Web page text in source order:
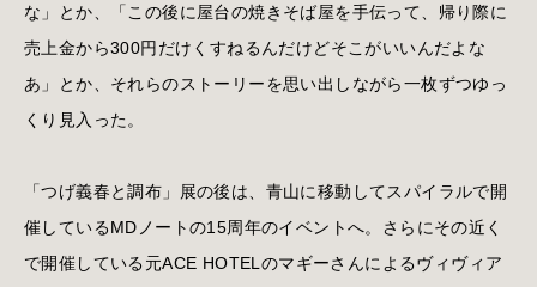
な」とか、「この後に屋台の焼きそば屋を手伝って、帰り際に
売上金から300円だけくすねるんだけどそこがいいんだよな
あ」とか、それらのストーリーを思い出しながら一枚ずつゆっ
くり見入った。
「つげ義春と調布」展の後は、青山に移動してスパイラルで開
催しているMDノートの15周年のイベントへ。さらにその近く
で開催している元ACE HOTELのマギーさんによるヴィヴィア